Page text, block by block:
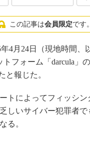
この記事は会員限定です
4月24日（現地時間
トフォーム「darcula
と報じた。
トによってフィッシン
しいサイバー犯罪者
る。